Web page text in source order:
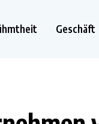
Geschäft